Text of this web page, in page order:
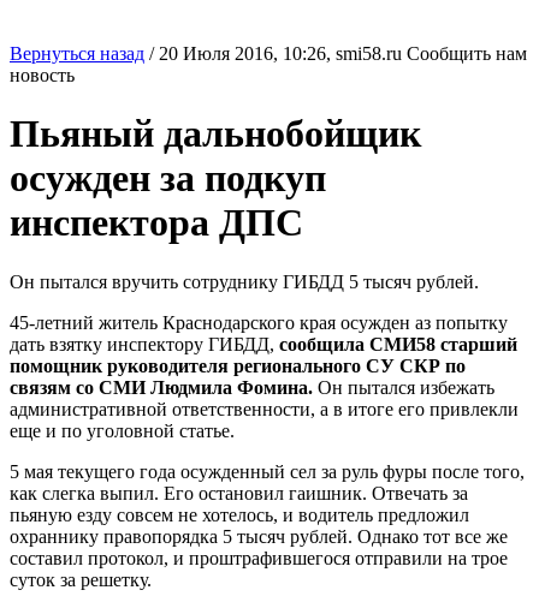
Вернуться назад / 20 Июля 2016, 10:26, smi58.ru Сообщить нам
новость
Пьяный дальнобойщик
осужден за подкуп
инспектора ДПС
Он пытался вручить сотруднику ГИБДД 5 тысяч рублей.
45-летний житель Краснодарского края осужден аз попытку
дать взятку инспектору ГИБДД, сообщила СМИ58 старший
помощник руководителя регионального СУ СКР по
связям со СМИ Людмила Фомина. Он пытался избежать
административной ответственности, а в итоге его привлекли
еще и по уголовной статье.
5 мая текущего года осужденный сел за руль фуры после того,
как слегка выпил. Его остановил гаишник. Отвечать за
пьяную езду совсем не хотелось, и водитель предложил
охраннику правопорядка 5 тысяч рублей. Однако тот все же
составил протокол, и проштрафившегося отправили на трое
суток за решетку.